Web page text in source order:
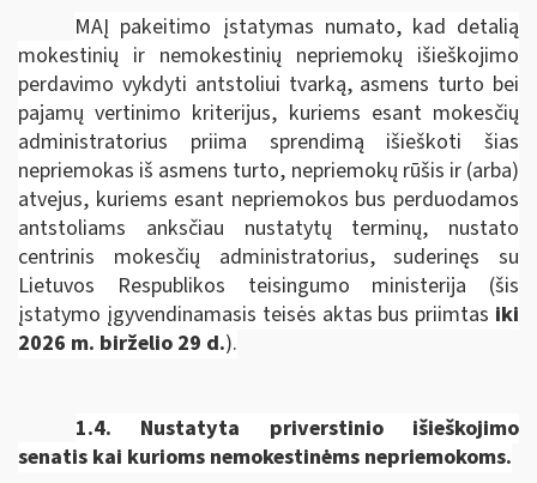
MAĮ pakeitimo įstatymas numato, kad detalią
mokestinių ir nemokestinių nepriemokų išieškojimo
perdavimo vykdyti antstoliui tvarką, asmens turto bei
pajamų vertinimo kriterijus, kuriems esant mokesčių
administratorius priima sprendimą išieškoti šias
nepriemokas iš asmens turto, nepriemokų rūšis ir (arba)
atvejus, kuriems esant nepriemokos bus perduodamos
antstoliams anksčiau nustatytų terminų, nustato
centrinis mokesčių administratorius, suderinęs su
Lietuvos Respublikos teisingumo ministerija
(šis
įstatymo įgyvendinamasis teisės aktas bus priimtas iki
2026 m. birželio 29 d.).
1.4. Nustatyta priverstinio išieškojimo
senatis kai kurioms nemokestinėms nepriemokoms.